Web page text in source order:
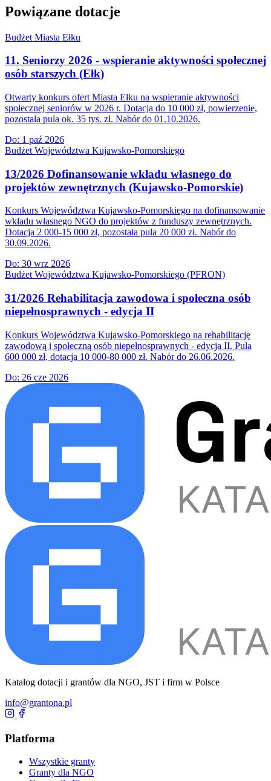
Powiązane dotacje
Budżet Miasta Ełku
11. Seniorzy 2026 - wspieranie aktywności społecznej
osób starszych (Ełk)
Otwarty konkurs ofert Miasta Ełku na wspieranie aktywności
społecznej seniorów w 2026 r. Dotacja do 10 000 zł, powierzenie,
pozostała pula ok. 35 tys. zł. Nabór do 01.10.2026.
Do: 1 paź 2026
Budżet Województwa Kujawsko-Pomorskiego
13/2026 Dofinansowanie wkładu własnego do
projektów zewnętrznych (Kujawsko-Pomorskie)
Konkurs Województwa Kujawsko-Pomorskiego na dofinansowanie
wkładu własnego NGO do projektów z funduszy zewnętrznych.
Dotacja 2 000-15 000 zł, pozostała pula 20 000 zł. Nabór do
30.09.2026.
Do: 30 wrz 2026
Budżet Województwa Kujawsko-Pomorskiego (PFRON)
31/2026 Rehabilitacja zawodowa i społeczna osób
niepełnosprawnych - edycja II
Konkurs Województwa Kujawsko-Pomorskiego na rehabilitację
zawodową i społeczną osób niepełnosprawnych - edycja II. Pula
600 000 zł, dotacja 10 000-80 000 zł. Nabór do 26.06.2026.
Do: 26 cze 2026
Katalog dotacji i grantów dla NGO, JST i firm w Polsce
info@grantona.pl
Platforma
Wszystkie granty
Granty dla NGO